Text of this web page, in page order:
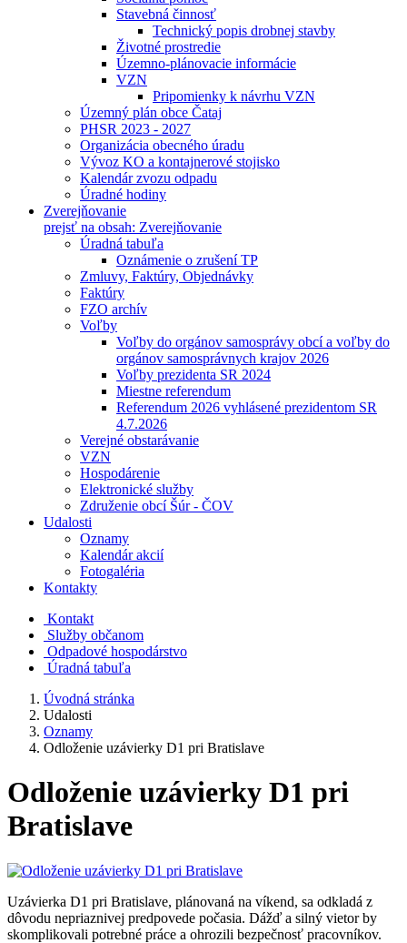
Stavebná činnosť
Technický popis drobnej stavby
Životné prostredie
Územno-plánovacie informácie
VZN
Pripomienky k návrhu VZN
Územný plán obce Čataj
PHSR 2023 - 2027
Organizácia obecného úradu
Vývoz KO a kontajnerové stojisko
Kalendár zvozu odpadu
Úradné hodiny
Zverejňovanie
prejsť na obsah: Zverejňovanie
Úradná tabuľa
Oznámenie o zrušení TP
Zmluvy, Faktúry, Objednávky
Faktúry
FZO archív
Voľby
Voľby do orgánov samosprávy obcí a voľby do
orgánov samosprávnych krajov 2026
Voľby prezidenta SR 2024
Miestne referendum
Referendum 2026 vyhlásené prezidentom SR
4.7.2026
Verejné obstarávanie
VZN
Hospodárenie
Elektronické služby
Združenie obcí Šúr - ČOV
Udalosti
Oznamy
Kalendár akcií
Fotogaléria
Kontakty
Kontakt
Služby občanom
Odpadové hospodárstvo
Úradná tabuľa
Úvodná stránka
Udalosti
Oznamy
Odloženie uzávierky D1 pri Bratislave
Odloženie uzávierky D1 pri
Bratislave
Uzávierka D1 pri Bratislave, plánovaná na víkend, sa odkladá z
dôvodu nepriaznivej predpovede počasia. Dážď a silný vietor by
skomplikovali potrebné práce a ohrozili bezpečnosť pracovníkov.